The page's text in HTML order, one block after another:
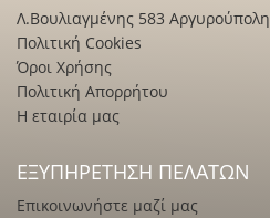
Λ.Βουλιαγμένης 583 Αργυρούπολη
Πολιτική Cookies
Όροι Χρήσης
Πολιτική Απορρήτου
Η εταιρία μας
ΕΞΥΠΗΡΈΤΗΣΗ ΠΕΛΑΤΏΝ
Επικοινωνήστε μαζί μας